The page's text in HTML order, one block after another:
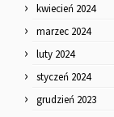
kwiecień 2024
marzec 2024
luty 2024
styczeń 2024
grudzień 2023